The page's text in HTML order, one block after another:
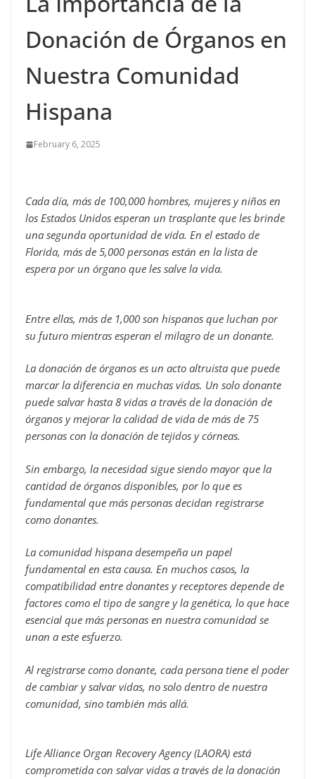
Donación de Órganos en
Nuestra Comunidad
Hispana
February 6, 2025
Cada día, más de 100,000 hombres, mujeres y niños en
los Estados Unidos esperan un trasplante que les brinde
una segunda oportunidad de vida. En el estado de
Florida, más de 5,000 personas están en la lista de
espera por un órgano que les salve la vida.
Entre ellas, más de 1,000 son hispanos que luchan por
su futuro mientras esperan el milagro de un donante.
La donación de órganos es un acto altruista que puede
marcar la diferencia en muchas vidas. Un solo donante
puede salvar hasta 8 vidas a través de la donación de
órganos y mejorar la calidad de vida de más de 75
personas con la donación de tejidos y córneas.
Sin embargo, la necesidad sigue siendo mayor que la
cantidad de órganos disponibles, por lo que es
fundamental que más personas decidan registrarse
como donantes.
La comunidad hispana desempeña un papel
fundamental en esta causa. En muchos casos, la
compatibilidad entre donantes y receptores depende de
factores como el tipo de sangre y la genética, lo que hace
esencial que más personas en nuestra comunidad se
unan a este esfuerzo.
Al registrarse como donante, cada persona tiene el poder
de cambiar y salvar vidas, no solo dentro de nuestra
comunidad, sino también más allá.
Life Alliance Organ Recovery Agency (LAORA) está
comprometida con salvar vidas a través de la donación